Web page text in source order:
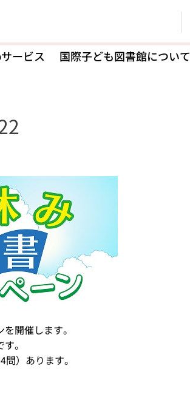
ービス 国際子ども図書館について
開催します。
。
）あります。